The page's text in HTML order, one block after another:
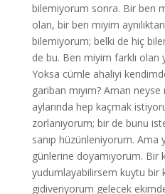
bilemiyorum sonra. Bir ben
olan, bir ben miyim
bilemiyorum; belki de hiç
de bu. Ben miyim farklı olan
Yoksa cümle ahaliyi
gariban mıyım? Aman
aylarında hep kaçmak
zorlanıyorum; bir de bunu
sanıp hüzünleniyorum. Ama
günlerine doyamıyorum. Bir
yudumlayabilirsem kuytu bir
gidiveriyorum gelecek